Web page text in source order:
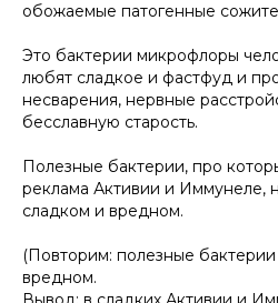
обожаемые патогенные
Это бактерии микрофлоры
любят сладкое и фастфуд и
несварения, нервные
бесславную старость.
Полезные бактерии, про
реклама Активии и Иммунеле,
сладком и вредном.
(Повторим: полезные
вредном.